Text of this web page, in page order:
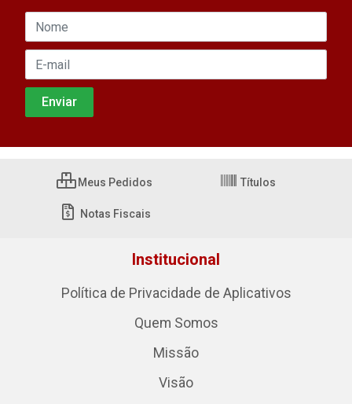
Meus Pedidos Títulos
Notas Fiscais
Institucional
Política de Privacidade de Aplicativos
Quem Somos
Missão
Visão